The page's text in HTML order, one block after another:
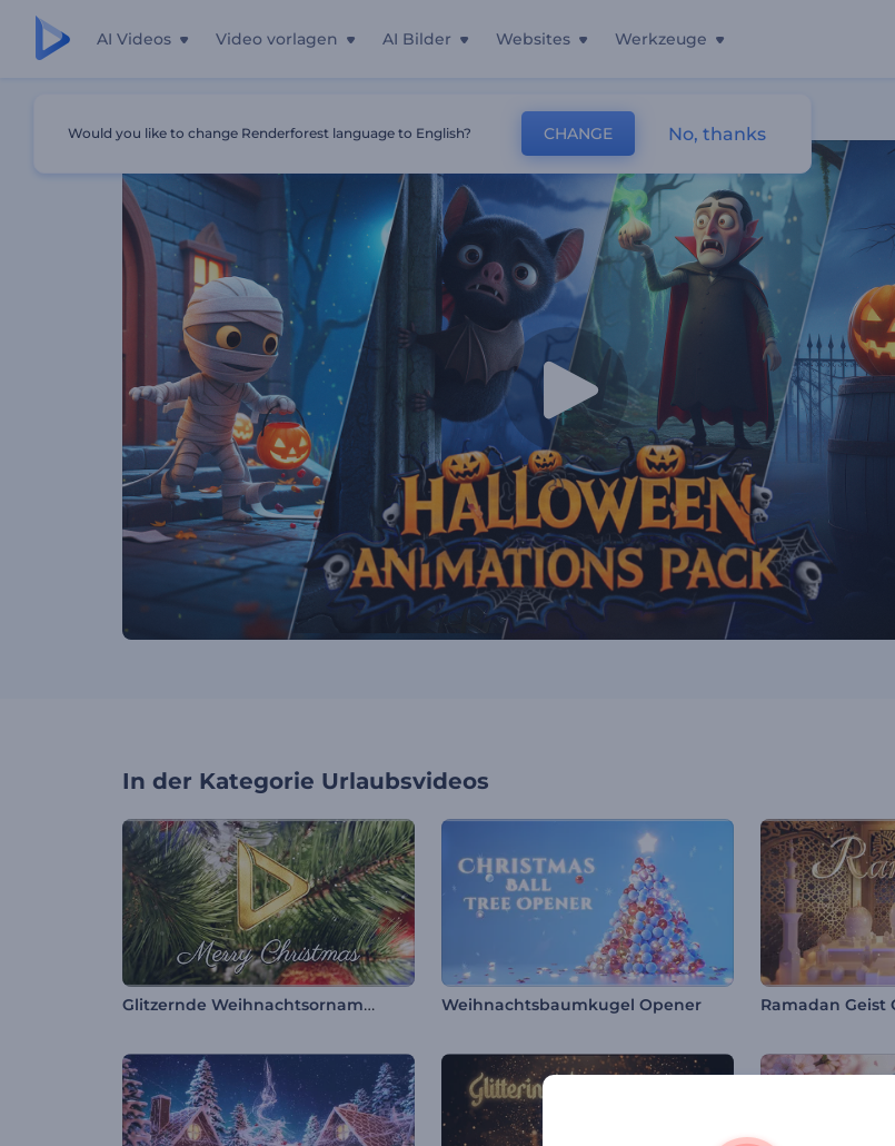
AI Videos Video vorlagen AI Bilder Websites Werkzeuge
In der Kategorie Urlaubsvideos
Glitzernde Weihnachtsornamente Intro Weihnachtsbaumkugel Opener Ramadan Geist
Would you like to change Renderforest language to English? CHANGE No, thanks